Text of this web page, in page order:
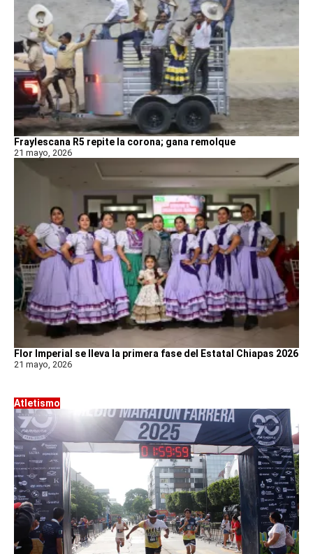
Fraylescana R5 repite la corona; gana remolque
21 mayo, 2026
Flor Imperial se lleva la primera fase del Estatal Chiapas 2026
21 mayo, 2026
Atletismo